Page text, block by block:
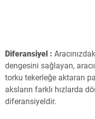
Diferansiyel :
dengesini sağlayan,
torku tekerleğe aktaran
aksların farklı hızlarda
diferansiyeldir.